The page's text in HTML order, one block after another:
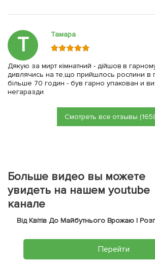
Т Тамара
Дякую за мирт кімнатний - дійшов в
дивлячись на те,що прийшлось рослини в
більше 70 годин - був гарно упакован и
негаразди
Смотреть все отзывы
Больше видео вы можете
увидеть на нашем youtube
канале
Від Квітів До Майбутнього Врожаю |
Перейти